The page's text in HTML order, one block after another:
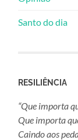
Santo do dia
RESILIÊNCIA
“Que importa
Que importa
Caindo aos